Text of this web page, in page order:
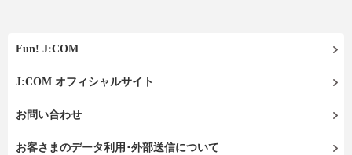
Fun! J:COM
J:COM オフィシャルサイト
お問い合わせ
お客さまのデータ利用･外部送信について